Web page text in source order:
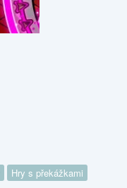
Hry s překážkami